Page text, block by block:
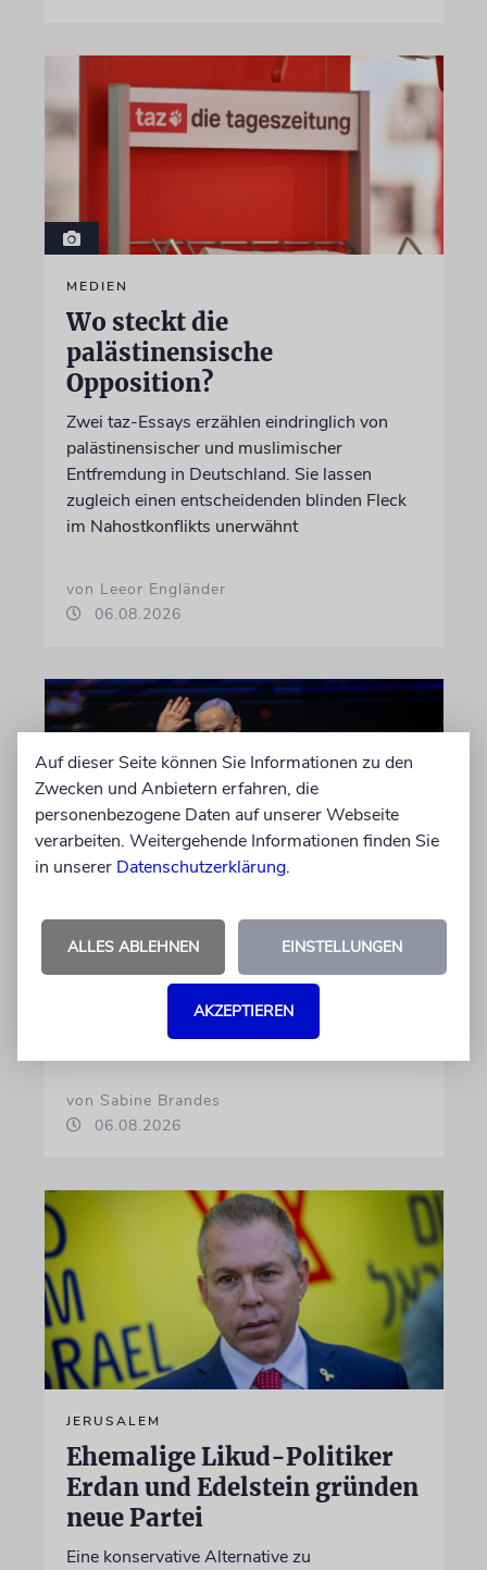
MEDIEN
Wo steckt die
palästinensische
Opposition?
Zwei taz-Essays erzählen eindringlich von
palästinensischer und muslimischer
Entfremdung in Deutschland. Sie lassen
zugleich einen entscheidenden blinden Fleck
im Nahostkonflikts unerwähnt
von Leeor Engländer
06.08.2026
Who’s who in Jerusalem?
Israels Parteien buhlen nicht nur um
potenzielle Wähler, sondern auch um
mögliche Bündnisse
von Sabine Brandes
06.08.2026
JERUSALEM
Ehemalige Likud-Politiker
Erdan und Edelstein gründen
neue Partei
Eine konservative Alternative zu
Auf dieser Seite können Sie Informationen zu den
Zwecken und Anbietern erfahren, die
personenbezogene Daten auf unserer Webseite
verarbeiten. Weitergehende Informationen finden Sie
in unserer Datenschutzerklärung.
ALLES ABLEHNEN EINSTELLUNGEN
AKZEPTIEREN